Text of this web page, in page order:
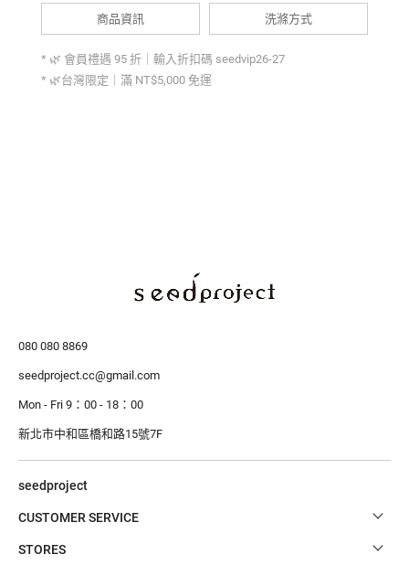
商品資訊 洗滌方式
* 🌿 會員禮遇 95 折｜輸入折扣碼 seedvip26-27
* 🌿台灣限定｜滿 NT$5,000 免運
080 080 8869
seedproject.cc@gmail.com
Mon - Fri 9：00 - 18：00
新北市中和區橋和路15號7F
seedproject
CUSTOMER SERVICE
STORES